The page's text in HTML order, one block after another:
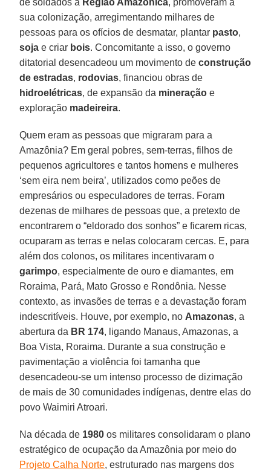
de soldados à Região Amazônica, promoveram a
sua colonização, arregimentando milhares de
pessoas para os ofícios de desmatar, plantar pasto,
soja e criar bois. Concomitante a isso, o governo
ditatorial desencadeou um movimento deconstrução
de estradas, rodovias, financiou obras de
hidroelétricas, de expansão da mineração e
exploração madeireira.
Quem eram as pessoas que migraram para a
Amazônia? Em geral pobres, sem-terras, filhos de
pequenos agricultores e tantos homens e mulheres
‘sem eira nem beira’, utilizados como peões de
empresários ou especuladores de terras. Foram
dezenas de milhares de pessoas que, a pretexto de
encontrarem o “eldorado dos sonhos” e ficarem ricas,
ocuparam as terras e nelas colocaram cercas. E, para
além dos colonos, os militares incentivaram o
garimpo, especialmente de ouro e diamantes, em
Roraima, Pará, Mato Grosso e Rondônia. Nesse
contexto, as invasões de terras e a devastação foram
indescritíveis. Houve, por exemplo, no Amazonas, a
abertura da BR 174, ligando Manaus, Amazonas, a
Boa Vista, Roraima. Durante a sua construção e
pavimentação a violência foi tamanha que
desencadeou-se um intenso processo de dizimação
de mais de 30 comunidades indígenas, dentre elas do
povo Waimiri Atroari.
Na década de 1980 os militares consolidaram o plano
estratégico de ocupação da Amazônia por meio do
Projeto Calha Norte, estruturado nas margens dos